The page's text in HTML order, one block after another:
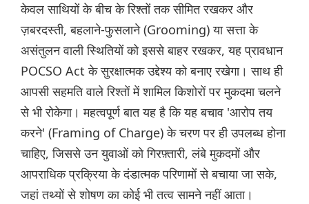
केवल साथियों के बीच के रिश्तों तक सीमित रखकर और
ज़बरदस्ती, बहलाने-फुसलाने (Grooming) या सत्ता के
असंतुलन वाली स्थितियों को इससे बाहर रखकर, यह प्रावधान
POCSO Act के सुरक्षात्मक उद्देश्य को बनाए रखेगा। साथ ही
आपसी सहमति वाले रिश्तों में शामिल किशोरों पर मुकदमा चलने
से भी रोकेगा। महत्वपूर्ण बात यह है कि यह बचाव 'आरोप तय
करने' (Framing of Charge) के चरण पर ही उपलब्ध होना
चाहिए, जिससे उन युवाओं को गिरफ़्तारी, लंबे मुकदमों और
आपराधिक प्रक्रिया के दंडात्मक परिणामों से बचाया जा सके,
जहां तथ्यों से शोषण का कोई भी तत्व सामने नहीं आता।